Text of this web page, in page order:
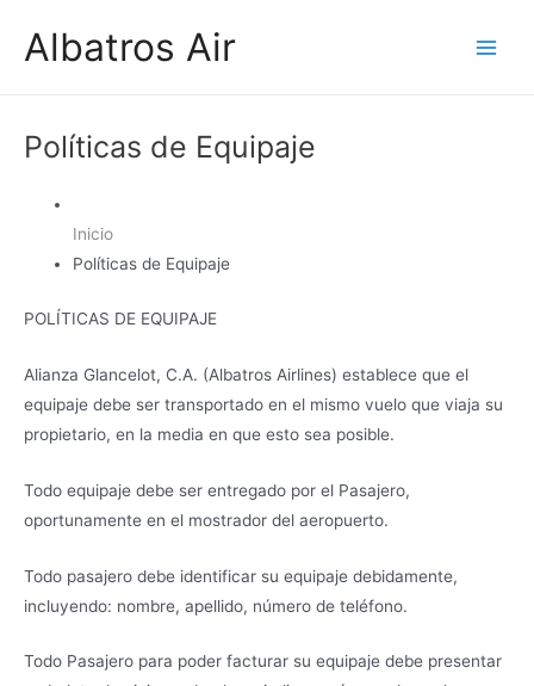
Albatros Air
Políticas de Equipaje
Inicio
Políticas de Equipaje
POLÍTICAS DE EQUIPAJE
Alianza Glancelot, C.A. (Albatros Airlines) establece que el
equipaje debe ser transportado en el mismo vuelo que viaja su
propietario, en la media en que esto sea posible.
Todo equipaje debe ser entregado por el Pasajero,
oportunamente en el mostrador del aeropuerto.
Todo pasajero debe identificar su equipaje debidamente,
incluyendo: nombre, apellido, número de teléfono.
Todo Pasajero para poder facturar su equipaje debe presentar